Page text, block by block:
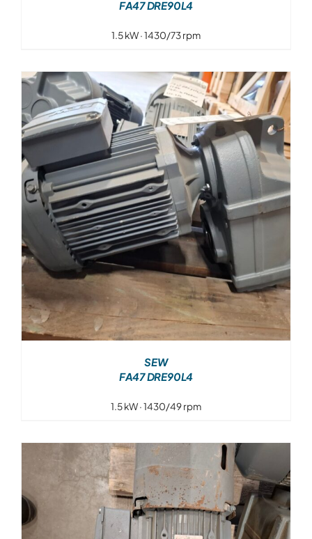
FA47 DRE90L4
1.5 kW · 1430/73 rpm
SEW
FA47 DRE90L4
1.5 kW · 1430/49 rpm